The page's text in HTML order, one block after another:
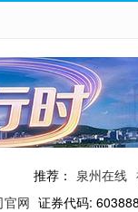
推荐： 泉州在线
官网 证券代码: